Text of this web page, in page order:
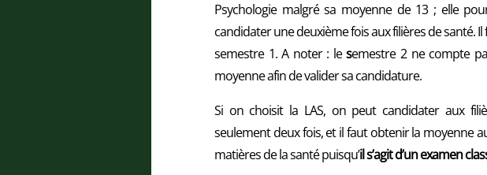
Psychologie malgré sa moyenne de 13 ; elle
candidater une deuxième fois aux filières de santé.
semestre 1. A noter : lesemestre 2 ne compte
moyenne afin de valider sa candidature.
Si on choisit la LAS, on peut candidater aux
seulement deux fois, et il faut obtenir la moyenne
matières de la santé puisqu’il s’agit d’un examen